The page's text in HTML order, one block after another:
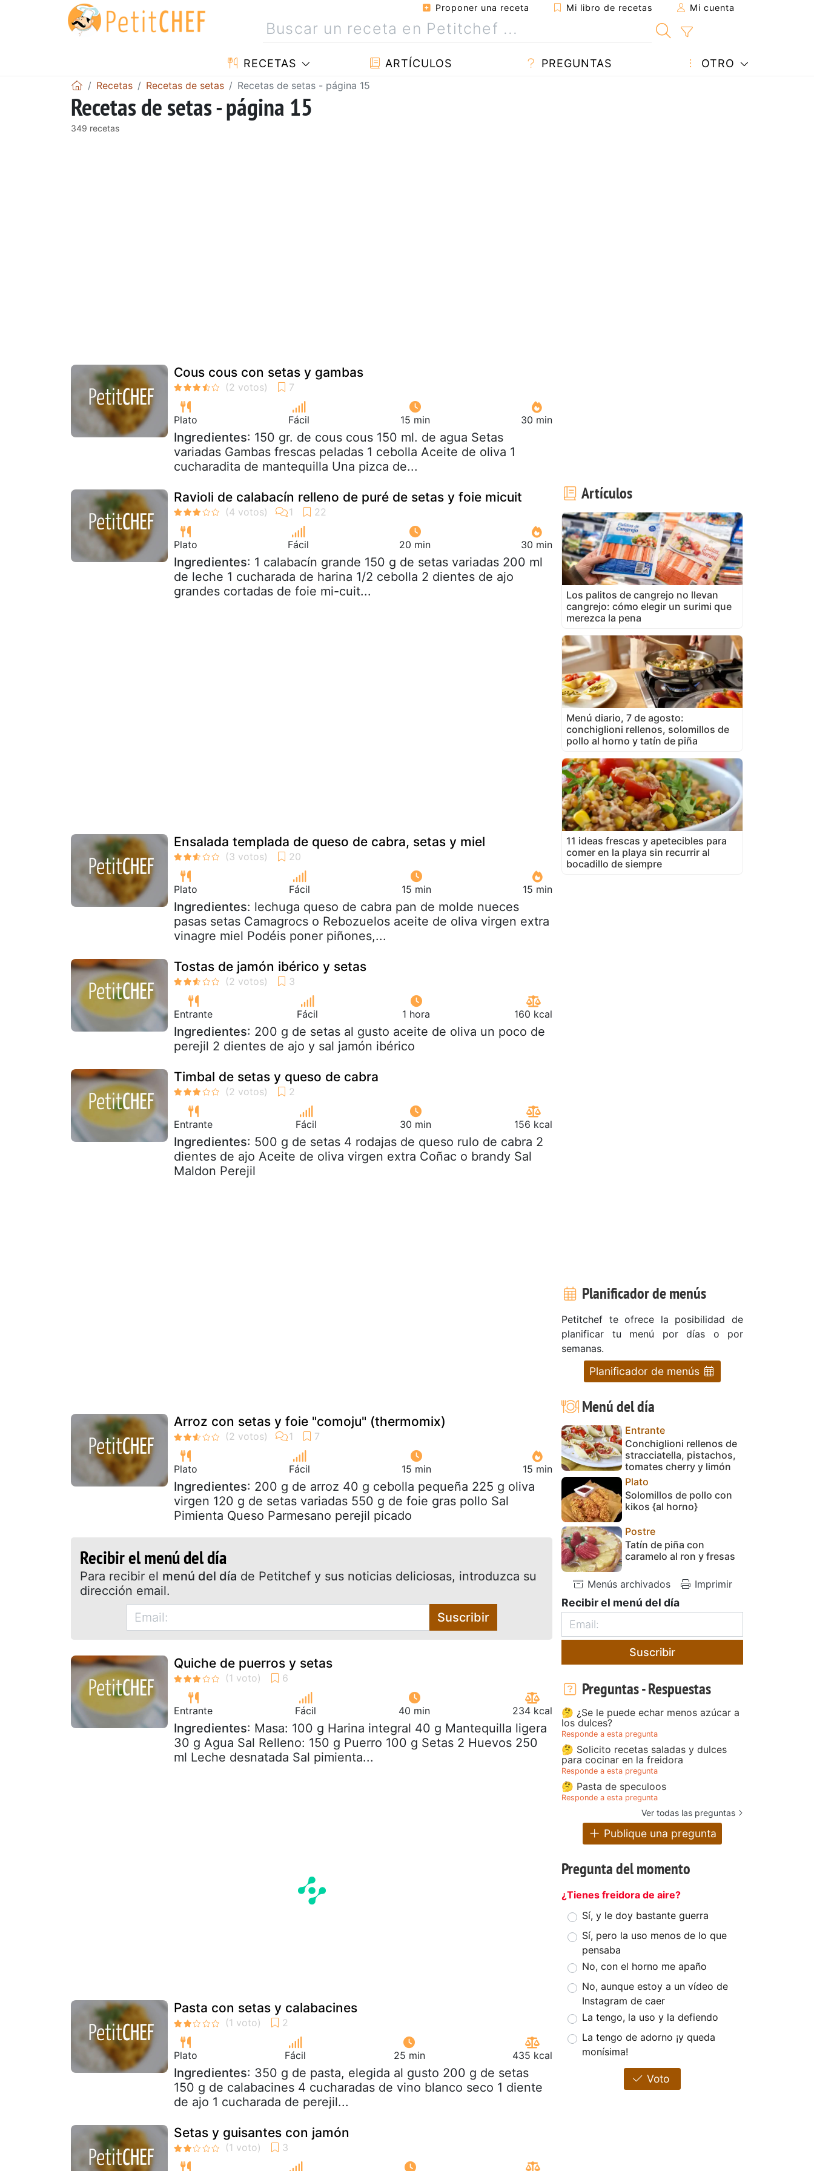
Proponer una receta Mi libro de recetas Mi cuenta
RECETAS ARTÍCULOS PREGUNTAS OTRO
Recetas Recetas de setas Recetas de setas - página 15
Recetas de setas - página 15
349 recetas
Cous cous con setas y gambas
Plato Fácil 15 min 30 min
Ingredientes: 150 gr. de cous cous 150 ml. de agua Setas
variadas Gambas frescas peladas 1 cebolla Aceite de oliva 1
cucharadita de mantequilla Una pizca de...
Ravioli de calabacín relleno de puré de setas y foie micuit
Plato Fácil 20 min 30 min
Ingredientes: 1 calabacín grande 150 g de setas variadas 200 ml
de leche 1 cucharada de harina 1/2 cebolla 2 dientes de ajo
grandes cortadas de foie mi-cuit...
Ensalada templada de queso de cabra, setas y miel
Plato Fácil 15 min 15 min
Ingredientes: lechuga queso de cabra pan de molde nueces
pasas setas Camagrocs o Rebozuelos aceite de oliva virgen extra
vinagre miel Podéis poner piñones,...
Tostas de jamón ibérico y setas
Entrante Fácil 1 hora 160 kcal
Ingredientes: 200 g de setas al gusto aceite de oliva un poco de
perejil 2 dientes de ajo y sal jamón ibérico
Timbal de setas y queso de cabra
Entrante Fácil 30 min 156 kcal
Ingredientes: 500 g de setas 4 rodajas de queso rulo de cabra 2
dientes de ajo Aceite de oliva virgen extra Coñac o brandy Sal
Maldon Perejil
Arroz con setas y foie "comoju" (thermomix)
Plato Fácil 15 min 15 min
Ingredientes: 200 g de arroz 40 g cebolla pequeña 225 g oliva
virgen 120 g de setas variadas 550 g de foie gras pollo Sal
Pimienta Queso Parmesano perejil picado
Recibir el menú del día
Para recibir el menú del día de Petitchef y sus noticias deliciosas, introduzca su
dirección email.
Suscribir
Quiche de puerros y setas
Entrante Fácil 40 min 234 kcal
Ingredientes: Masa: 100 g Harina integral 40 g Mantequilla ligera
30 g Agua Sal Relleno: 150 g Puerro 100 g Setas 2 Huevos 250
ml Leche desnatada Sal pimienta...
Pasta con setas y calabacines
Plato Fácil 25 min 435 kcal
Ingredientes: 350 g de pasta, elegida al gusto 200 g de setas
150 g de calabacines 4 cucharadas de vino blanco seco 1 diente
de ajo 1 cucharada de perejil...
Setas y guisantes con jamón
Artículos
Los palitos de cangrejo no llevan
cangrejo: cómo elegir un surimi que
merezca la pena
Menú diario, 7 de agosto:
conchiglioni rellenos, solomillos de
pollo al horno y tatín de piña
11 ideas frescas y apetecibles para
comer en la playa sin recurrir al
bocadillo de siempre
Planificador de menús
Petitchef te ofrece la posibilidad de
planificar tu menú por días o por
semanas.
Planificador de menús
Menú del día
Entrante
Conchiglioni rellenos de
stracciatella, pistachos,
tomates cherry y limón
Plato
Solomillos de pollo con
kikos {al horno}
Postre
Tatín de piña con
caramelo al ron y fresas
Menús archivados Imprimir
Recibir el menú del día
Suscribir
Preguntas - Respuestas
🤔 ¿Se le puede echar menos azúcar a
los dulces?
Responde a esta pregunta
🤔 Solicito recetas saladas y dulces
para cocinar en la freidora
Responde a esta pregunta
🤔 Pasta de speculoos
Responde a esta pregunta
Ver todas las preguntas
Publique una pregunta
Pregunta del momento
¿Tienes freidora de aire?
Sí, y le doy bastante guerra
Sí, pero la uso menos de lo que
pensaba
No, con el horno me apaño
No, aunque estoy a un vídeo de
Instagram de caer
La tengo, la uso y la defiendo
La tengo de adorno ¡y queda
monísima!
Voto